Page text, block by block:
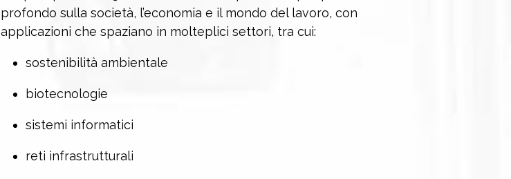
profondo sulla società, l’economia e il mondo del lavoro, con
applicazioni che spaziano in molteplici settori, tra cui:
sostenibilità ambientale
biotecnologie
sistemi informatici
reti infrastrutturali